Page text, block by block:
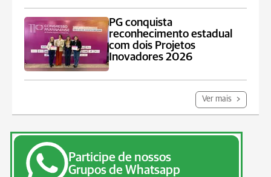
PG conquista
reconhecimento estadual
com dois Projetos
Inovadores 2026
Ver mais
Participe de nossos
Grupos de Whatsapp